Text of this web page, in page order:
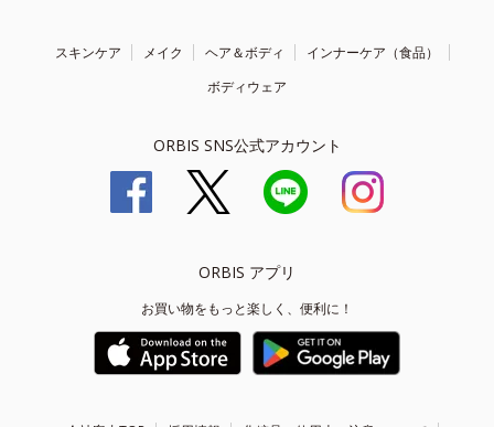
スキンケア メイク ヘア＆ボディ
インナーケア（食品）
ボディウェア
ORBIS SNS公式アカウント
ORBIS アプリ
お買い物をもっと楽しく、便利に！